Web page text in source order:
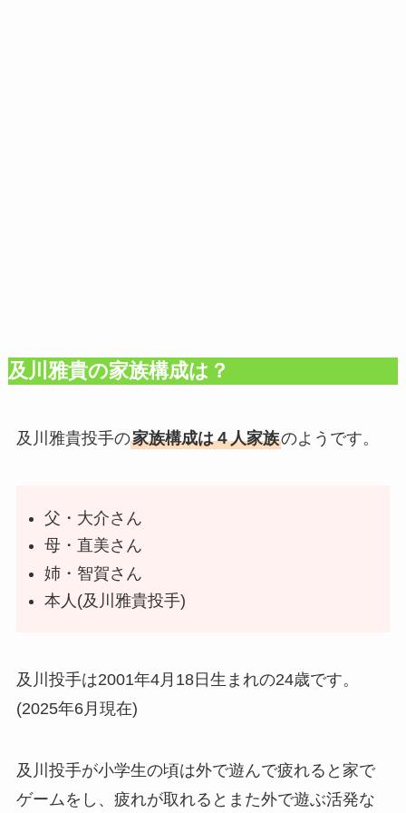
及川雅貴の家族構成は？
及川雅貴投手の家族構成は４人家族のようです。
父・大介さん
母・直美さん
姉・智賀さん
本人(及川雅貴投手)
及川投手は2001年4月18日生まれの24歳です。
(2025年6月現在)
及川投手が小学生の頃は外で遊んで疲れると家で
ゲームをし、疲れが取れるとまた外で遊ぶ活発な